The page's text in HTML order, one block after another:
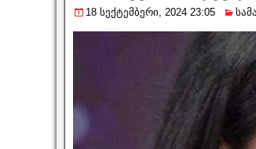
18 სექტემბერი, 2024 23:05